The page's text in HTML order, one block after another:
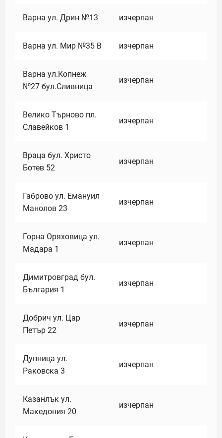
Варна ул. Дрин №13 изчерпан
Варна ул. Мир №35 В изчерпан
Варна ул.Копнеж
№27 бул.Сливница
изчерпан
Велико Търново пл.
Славейков 1
изчерпан
Враца бул. Христо
Ботев 52
изчерпан
Габрово ул. Емануил
Манолов 23
изчерпан
Горна Оряховица ул.
Мадара 1
изчерпан
Димитровград бул.
България 1
изчерпан
Добрич ул. Цар
Петър 22
изчерпан
Дупница ул.
Раковска 3
изчерпан
Казанлък ул.
Македония 20
изчерпан